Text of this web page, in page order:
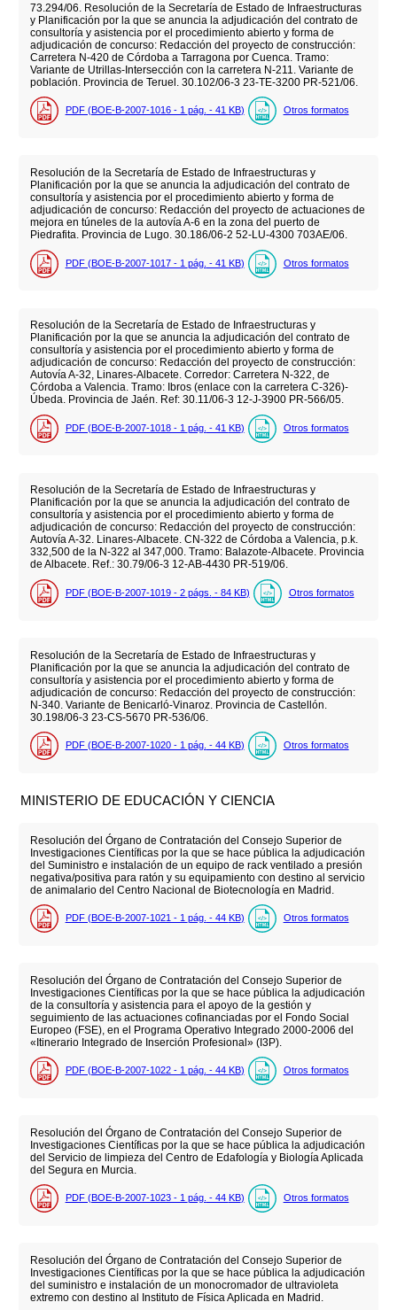
73.294/06. Resolución de la Secretaría de Estado de Infraestructuras
y Planificación por la que se anuncia la adjudicación del contrato de
consultoría y asistencia por el procedimiento abierto y forma de
adjudicación de concurso: Redacción del proyecto de construcción:
Carretera N-420 de Córdoba a Tarragona por Cuenca. Tramo:
Variante de Utrillas-Intersección con la carretera N-211. Variante de
población. Provincia de Teruel. 30.102/06-3 23-TE-3200 PR-521/06.
PDF (BOE-B-2007-1016 - 1 pág. - 41 KB) Otros formatos
Resolución de la Secretaría de Estado de Infraestructuras y
Planificación por la que se anuncia la adjudicación del contrato de
consultoría y asistencia por el procedimiento abierto y forma de
adjudicación de concurso: Redacción del proyecto de actuaciones de
mejora en túneles de la autovía A-6 en la zona del puerto de
Piedrafita. Provincia de Lugo. 30.186/06-2 52-LU-4300 703AE/06.
PDF (BOE-B-2007-1017 - 1 pág. - 41 KB) Otros formatos
Resolución de la Secretaría de Estado de Infraestructuras y
Planificación por la que se anuncia la adjudicación del contrato de
consultoría y asistencia por el procedimiento abierto y forma de
adjudicación de concurso: Redacción del proyecto de construcción:
Autovía A-32, Linares-Albacete. Corredor: Carretera N-322, de
Córdoba a Valencia. Tramo: Ibros (enlace con la carretera C-326)-
Úbeda. Provincia de Jaén. Ref: 30.11/06-3 12-J-3900 PR-566/05.
PDF (BOE-B-2007-1018 - 1 pág. - 41 KB) Otros formatos
Resolución de la Secretaría de Estado de Infraestructuras y
Planificación por la que se anuncia la adjudicación del contrato de
consultoría y asistencia por el procedimiento abierto y forma de
adjudicación de concurso: Redacción del proyecto de construcción:
Autovía A-32. Linares-Albacete. CN-322 de Córdoba a Valencia, p.k.
332,500 de la N-322 al 347,000. Tramo: Balazote-Albacete. Provincia
de Albacete. Ref.: 30.79/06-3 12-AB-4430 PR-519/06.
PDF (BOE-B-2007-1019 - 2 págs. - 84 KB) Otros formatos
Resolución de la Secretaría de Estado de Infraestructuras y
Planificación por la que se anuncia la adjudicación del contrato de
consultoría y asistencia por el procedimiento abierto y forma de
adjudicación de concurso: Redacción del proyecto de construcción:
N-340. Variante de Benicarló-Vinaroz. Provincia de Castellón.
30.198/06-3 23-CS-5670 PR-536/06.
PDF (BOE-B-2007-1020 - 1 pág. - 44 KB) Otros formatos
MINISTERIO DE EDUCACIÓN Y CIENCIA
Resolución del Órgano de Contratación del Consejo Superior de
Investigaciones Científicas por la que se hace pública la adjudicación
del Suministro e instalación de un equipo de rack ventilado a presión
negativa/positiva para ratón y su equipamiento con destino al servicio
de animalario del Centro Nacional de Biotecnología en Madrid.
PDF (BOE-B-2007-1021 - 1 pág. - 44 KB) Otros formatos
Resolución del Órgano de Contratación del Consejo Superior de
Investigaciones Científicas por la que se hace pública la adjudicación
de la consultoría y asistencia para el apoyo de la gestión y
seguimiento de las actuaciones cofinanciadas por el Fondo Social
Europeo (FSE), en el Programa Operativo Integrado 2000-2006 del
«Itinerario Integrado de Inserción Profesional» (I3P).
PDF (BOE-B-2007-1022 - 1 pág. - 44 KB) Otros formatos
Resolución del Órgano de Contratación del Consejo Superior de
Investigaciones Científicas por la que se hace pública la adjudicación
del Servicio de limpieza del Centro de Edafología y Biología Aplicada
del Segura en Murcia.
PDF (BOE-B-2007-1023 - 1 pág. - 44 KB) Otros formatos
Resolución del Órgano de Contratación del Consejo Superior de
Investigaciones Científicas por la que se hace pública la adjudicación
del suministro e instalación de un monocromador de ultravioleta
extremo con destino al Instituto de Física Aplicada en Madrid.